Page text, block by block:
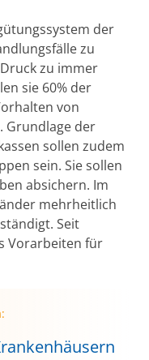
der
zu
zu immer
sie 60% der
von
Grundlage der
sollen zudem
sein. Sie sollen
absichern. Im
mehrheitlich
Seit
Vorarbeiten für